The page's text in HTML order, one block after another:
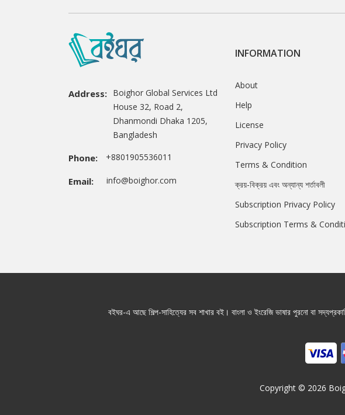
Address: Boighor Global Services Ltd
House 32, Road 2,
Dhanmondi Dhaka 1205,
Bangladesh
Phone: +8801905536011
Email: info@boighor.com
INFORMATION
About
Help
License
Privacy Policy
Terms & Condition
ক্রয়-বিক্রয় এবং অন্যান্য শর্তাবলী
Subscription Privacy Policy
Subscription Terms &
বইঘর-এ আছে শিল্প-সাহিত্যের সব শাখার বই। বাংলা ও ইংরেজি ভাষার পুরনো বা
Copyright © 2026